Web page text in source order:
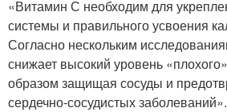
«Витамин С необходим для
системы и правильного усвоения
Согласно нескольким
снижает высокий уровень
образом защищая сосуды и
сердечно-сосудистых заболеваний».